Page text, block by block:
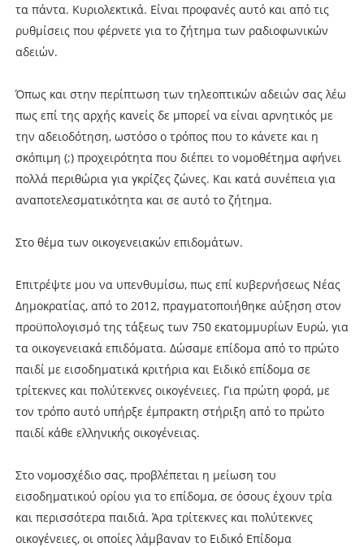
τα πάντα. Κυριολεκτικά. Είναι προφανές αυτό και από τις
ρυθμίσεις που φέρνετε για το ζήτημα των ραδιοφωνικών
αδειών.
Όπως και στην περίπτωση των τηλεοπτικών αδειών σας λέω
πως επί της αρχής κανείς δε μπορεί να είναι αρνητικός με
την αδειοδότηση, ωστόσο ο τρόπος που το κάνετε και η
σκόπιμη (;) προχειρότητα που διέπει το νομοθέτημα αφήνει
πολλά περιθώρια για γκρίζες ζώνες. Και κατά συνέπεια για
αναποτελεσματικότητα και σε αυτό το ζήτημα.
Στο θέμα των οικογενειακών επιδομάτων.
Επιτρέψτε μου να υπενθυμίσω, πως επί κυβερνήσεως Νέας
Δημοκρατίας, από το 2012, πραγματοποιήθηκε αύξηση στον
προϋπολογισμό της τάξεως των 750 εκατομμυρίων Ευρώ, για
τα οικογενειακά επιδόματα. Δώσαμε επίδομα από το πρώτο
παιδί με εισοδηματικά κριτήρια και Ειδικό επίδομα σε
τρίτεκνες και πολύτεκνες οικογένειες. Για πρώτη φορά, με
τον τρόπο αυτό υπήρξε έμπρακτη στήριξη από το πρώτο
παιδί κάθε ελληνικής οικογένειας.
Στο νομοσχέδιο σας, προβλέπεται η μείωση του
εισοδηματικού ορίου για το επίδομα, σε όσους έχουν τρία
και περισσότερα παιδιά. Άρα τρίτεκνες και πολύτεκνες
οικογένειες, οι οποίες λάμβαναν το Ειδικό Επίδομα